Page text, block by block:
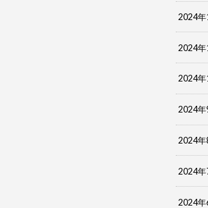
2024年
2024年
2024年
2024年
2024年
2024年
2024年